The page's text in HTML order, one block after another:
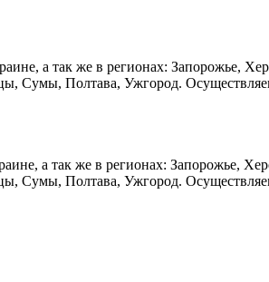
а так же в регионах: Запорожье,
Сумы, Полтава, Ужгород.
а так же в регионах: Запорожье,
Сумы, Полтава, Ужгород.